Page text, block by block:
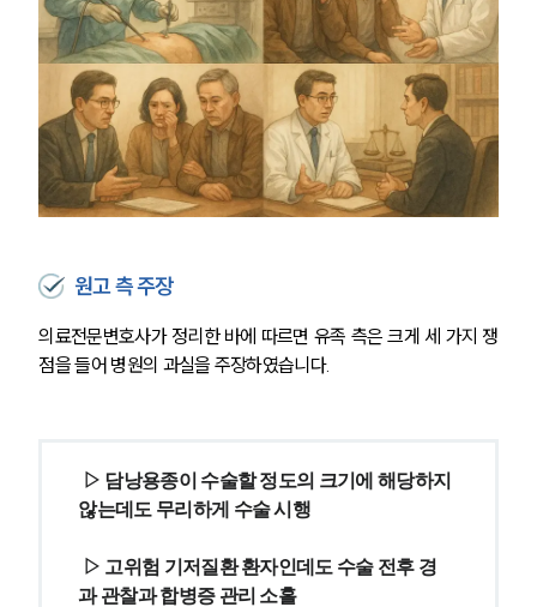
원고 측 주장
의료전문변호사가 정리한 바에 따르면 유족 측은 크게 세 가지 쟁
점을 들어 병원의 과실을 주장하였습니다.
않는데도 무리하게 수술 시행
과 관찰과 합병증 관리 소홀